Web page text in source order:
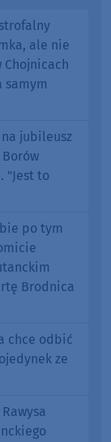
ale nie
Chojnicach
samym
jubileusz
"Jest to
po tym
Brodnica
chce odbić
ze